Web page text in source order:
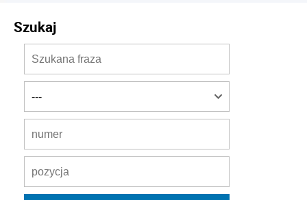
Szukaj